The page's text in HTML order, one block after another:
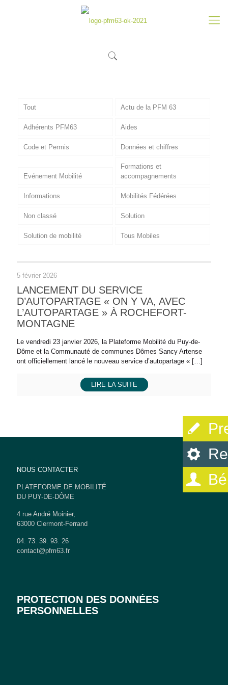
Tout Actu de la PFM 63
Adhérents PFM63 Aides
Code et Permis Données et chiffres
Evénement Mobilité
Formations et
accompagnements
Informations Mobilités Fédérées
Non classé Solution
Solution de mobilité Tous Mobiles
5 février 2026
LANCEMENT DU SERVICE
D’AUTOPARTAGE « ON Y VA, AVEC
L’AUTOPARTAGE » À ROCHEFORT-
MONTAGNE
Le vendredi 23 janvier 2026, la Plateforme Mobilité du Puy-de-
Dôme et la Communauté de communes Dômes Sancy Artense
ont officiellement lancé le nouveau service d’autopartage « […]
LIRE LA SUITE
NOUS CONTACTER
PLATEFORME DE MOBILITÉ
DU PUY-DE-DÔME
4 rue André Moinier,
63000 Clermont-Ferrand
04. 73. 39. 93. 26
contact@pfm63.fr
PROTECTION DES DONNÉES
PERSONNELLES